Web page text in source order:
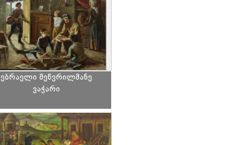
ებრაელი მეწვრილმანე
ვაჭარი